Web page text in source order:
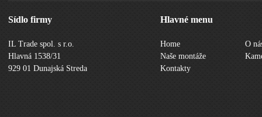
Sídlo firmy
IL Trade spol. s r.o.
Hlavná 1538/31
929 01 Dunajská Streda
Hlavné menu
Home
O
Naše montáže
Kontakty